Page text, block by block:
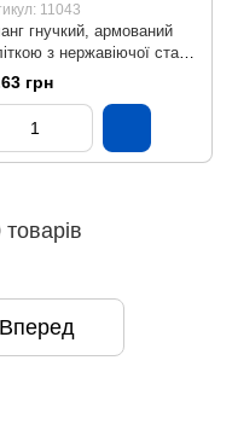
11043
гнучкий, армований
з нержавіючої сталі
L = 800 мм
грн
Вперед